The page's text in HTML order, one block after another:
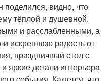
видно, что
тёплой и душевной.
и расслабленными, а
искреннюю радость от
праздничный стол с
яркие детали интерьера